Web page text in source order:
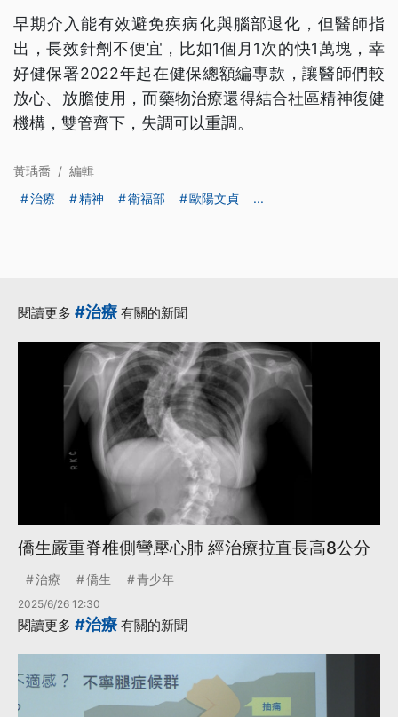
早期介入能有效避免疾病化與腦部退化，但醫師指
出，長效針劑不便宜，比如1個月1次的快1萬塊，幸
好健保署2022年起在健保總額編專款，讓醫師們較
放心、放膽使用，而藥物治療還得結合社區精神復健
機構，雙管齊下，失調可以重調。
黃瑀喬 / 編輯
治療
精神 衛福部 歐陽文貞 ...
閱讀更多 #治療 有關的新聞
僑生嚴重脊椎側彎壓心肺 經治療拉直長高8公分
治療 僑生 青少年
2025/6/26 12:30
閱讀更多 #治療 有關的新聞